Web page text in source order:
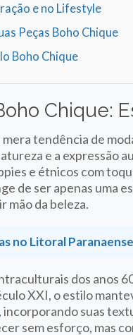
e no Lifestyle
Peças Boho Chique
Boho Chique
Chique:
tendência de
e a expressão
e étnicos com
de ser apenas uma
mão da beleza.
no Litoral
dos anos
XXI, o estilo
suas
sem esforço, mas